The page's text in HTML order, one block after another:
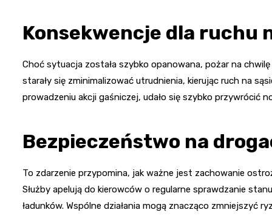
Konsekwencje dla ruchu
Choć sytuacja została szybko opanowana, pożar na
starały się zminimalizować utrudnienia, kierując ruch na
prowadzeniu akcji gaśniczej, udało się szybko przywrócić
Bezpieczeństwo na
To zdarzenie przypomina, jak ważne jest zachowanie
Służby apelują do kierowców o regularne sprawdzanie
ładunków. Wspólne działania mogą znacząco zmniejszyć